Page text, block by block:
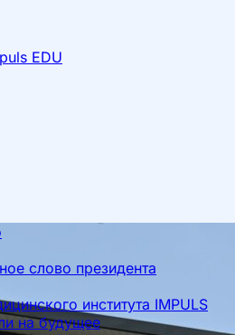
EDU
слово президента
института IMPULS
на будущее